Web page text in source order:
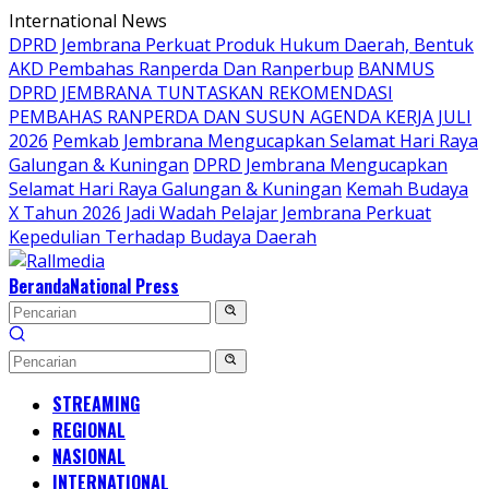
Langsung
ke
konten
International News
DPRD Jembrana Perkuat Produk Hukum Daerah, Bentuk
AKD Pembahas Ranperda Dan Ranperbup BANMUS
DPRD JEMBRANA TUNTASKAN REKOMENDASI
PEMBAHAS RANPERDA DAN SUSUN AGENDA KERJA JULI
2026 Pemkab Jembrana Mengucapkan Selamat Hari Raya
Galungan & Kuningan DPRD Jembrana Mengucapkan
Selamat Hari Raya Galungan & Kuningan Kemah Budaya
X Tahun 2026 Jadi Wadah Pelajar Jembrana Perkuat
Kepedulian Terhadap Budaya Daerah
BerandaNational Press
STREAMING
REGIONAL
NASIONAL
INTERNATIONAL